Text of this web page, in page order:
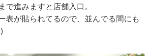
で進みますと店舗入口。
表が貼られてるので、並んでる間にも